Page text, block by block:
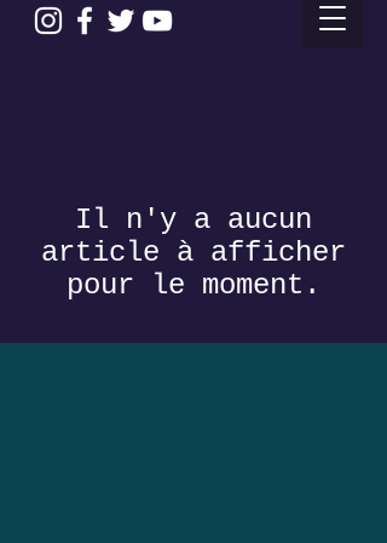
Il n'y a aucun
article à afficher
pour le moment.